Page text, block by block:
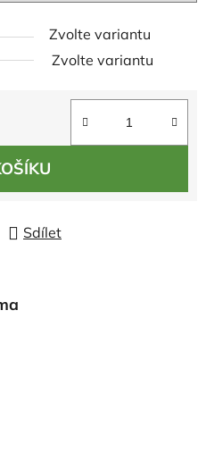
Zvolte variantu
Zvolte variantu
Sdílet